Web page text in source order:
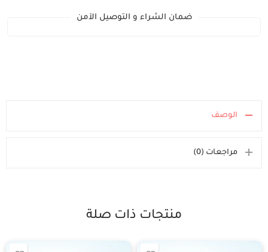
ضمان الشراء و التوصيل الآمن
الوصف
مراجعات (0)
منتجات ذات صلة